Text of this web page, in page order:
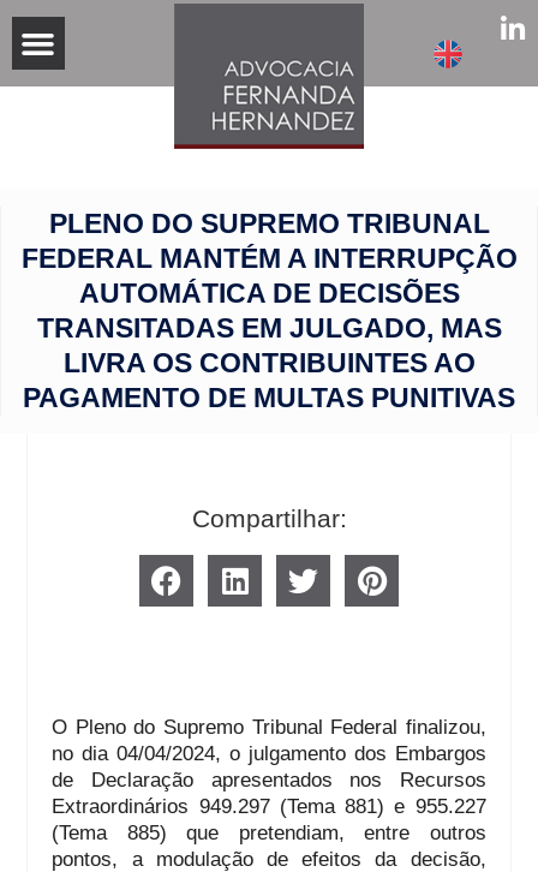
PLENO DO SUPREMO TRIBUNAL
FEDERAL MANTÉM A INTERRUPÇÃO
AUTOMÁTICA DE DECISÕES
TRANSITADAS EM JULGADO, MAS
LIVRA OS CONTRIBUINTES AO
PAGAMENTO DE MULTAS PUNITIVAS
Compartilhar:
O Pleno do Supremo Tribunal Federal finalizou,
no dia 04/04/2024, o julgamento dos Embargos
de Declaração apresentados nos Recursos
Extraordinários 949.297 (Tema 881) e 955.227
(Tema 885) que pretendiam, entre outros
pontos, a modulação de efeitos da decisão,